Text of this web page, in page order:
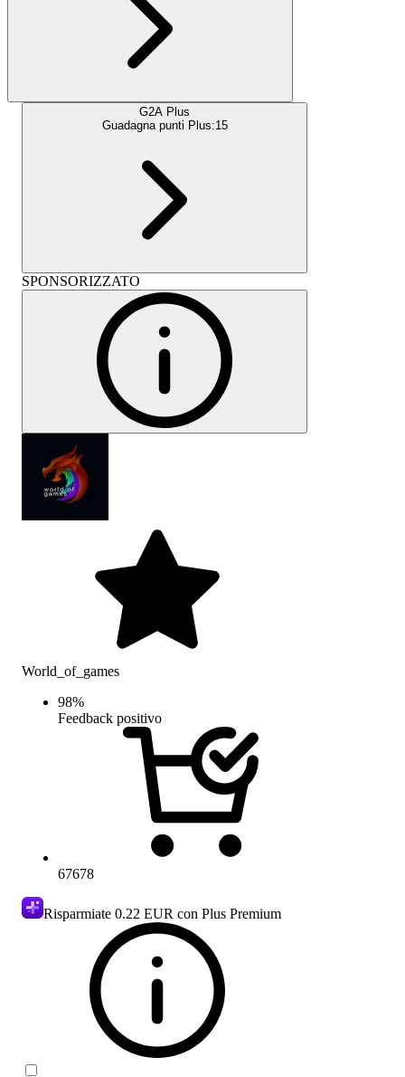
G2A Plus
Guadagna punti Plus:15
SPONSORIZZATO
World_of_games
98%
Feedback positivo
67678
Risparmiate 0.22 EUR con Plus Premium